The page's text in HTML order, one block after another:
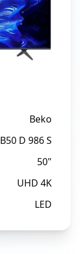
Beko
B50 D 986 S
50"
UHD 4K
LED